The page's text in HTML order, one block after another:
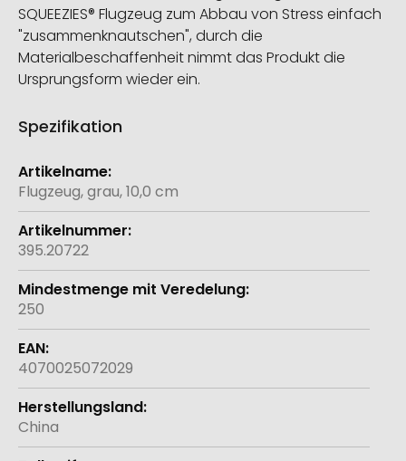
SQUEEZIES® Flugzeug zum Abbau von Stress einfach
"zusammenknautschen", durch die
Materialbeschaffenheit nimmt das Produkt die
Ursprungsform wieder ein.
Spezifikation
Weitere
Informationen
Flugzeug, grau, 10,0 cm
395.20722
250
4070025072029
China